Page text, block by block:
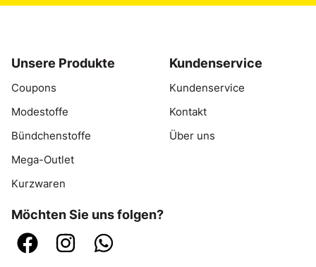
Unsere Produkte
Coupons
Modestoffe
Bündchenstoffe
Mega-Outlet
Kurzwaren
Kundenservice
Kundenservice
Kontakt
Über uns
Möchten Sie uns folgen?